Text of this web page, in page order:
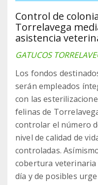
Control de
Torrelavega
asistencia
GATUCOS
Los fondos
serán empleados
con las
felinas de
controlar el número
nivel de calidad de
controladas.
cobertura veterinaria
día y de posibles